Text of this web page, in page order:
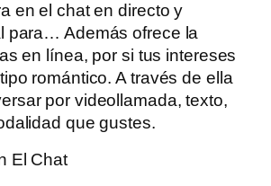
en el chat en directo y
para… Además ofrece la
en línea, por si tus intereses
romántico. A través de ella
por videollamada, texto,
que gustes.
El Chat